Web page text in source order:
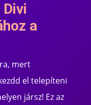
a
mert
el telepíteni
jársz! Ez az